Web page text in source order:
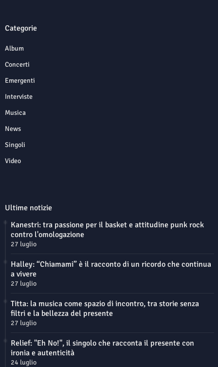
Categorie
Album
Concerti
Emergenti
Interviste
Musica
News
Singoli
Video
Ultime notizie
Kanestri: tra passione per il basket e attitudine punk rock
contro l'omologazione
27 luglio
Halley: “Chiamami” è il racconto di un ricordo che continua
a vivere
27 luglio
Titta: la musica come spazio di incontro, tra storie senza
filtri e la bellezza del presente
27 luglio
Relief: "Eh No!", il singolo che racconta il presente con
ironia e autenticità
24 luglio